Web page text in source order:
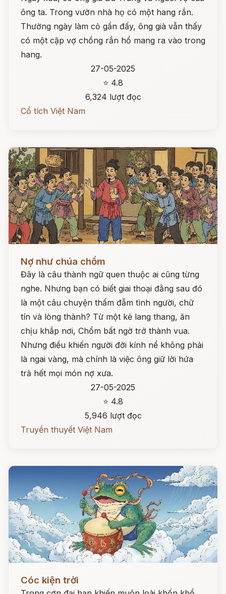
ông ta. Trong vườn nhà họ có một hang rắn.
Thường ngày làm cỏ gần đấy, ông già vẫn thấy
có một cặp vợ chồng rắn hổ mang ra vào trong
hang.
27-05-2025
⭐ 4.8
6,324 lượt đọc
Cổ tích Việt Nam
Nợ như chúa chổm
Đây là câu thành ngữ quen thuộc ai cũng từng
nghe. Nhưng bạn có biết giai thoại đằng sau đó
là một câu chuyện thấm đẫm tình người, chữ
tín và lòng thành? Từ một kẻ lang thang, ăn
chịu khắp nơi, Chổm bất ngờ trở thành vua.
Nhưng điều khiến người đời kính nể không phải
là ngai vàng, mà chính là việc ông giữ lời hứa
trả hết mọi món nợ xưa.
27-05-2025
⭐ 4.8
5,946 lượt đọc
Truyền thuyết Việt Nam
Cóc kiện trời